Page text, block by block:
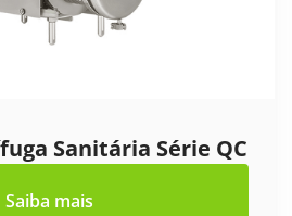
Sanitária Série QC
Saiba mais